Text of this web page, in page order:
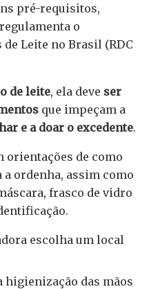
pré-requisitos,
o
Leite no Brasil (RDC
de leite, ela deve ser
que impeçam a
e a doar o excedente.
orientações de como
ordenha, assim como
frasco de vidro
escolha um local
higienização das mãos